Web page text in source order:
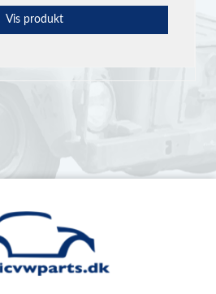
Vis produkt